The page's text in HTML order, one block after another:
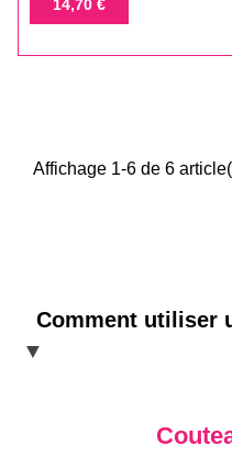
base
14,70 €
Affichage 1-6 de 6
Comment utiliser